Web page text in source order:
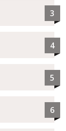
3
4
5
6